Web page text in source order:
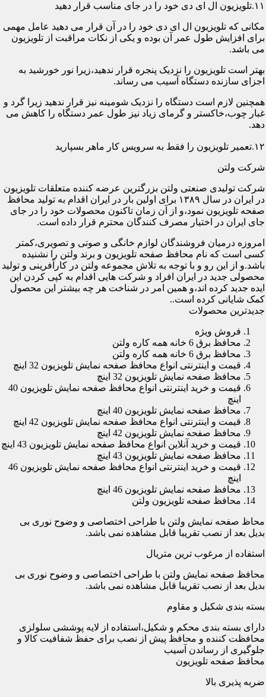
۱۱.تلویزیون ال ای دی خود را در جای مناسب قرار دهید
مکانی که تلویزیون ال ای دی خود را در آن قرار می دهید عامل مهمی
برای افزایش طول عمر آن بوده و یکی از نکات مراقبت از تلویزیون
می باشد.
بهتر است تلویزیون را نزدیک پنجره قرار ندهید،زیرا نور خورشید به
اجزای سازنده دستگاه آسیب می رساند.
همچنین لازم است دستگاه را نزدیک شومینه نیز قرار ندهید زیرا گرد و
غبار چوب،خاکستر و گرمای زیاد نیز طول عمر دستگاه را کاهش می
دهد.
۱۲.تعمیر تلویزیون را فقط به سرویس کار ماهر بسپارید
شرکت ولتن
شرکت تولیدی صنعتی ولتن بزرگترین عرضه کننده متعلقات تلویزیون
در ایران در سال ۱۳۸۹ برای اولین بار در ایران اقدام به تولید محافظ
صفحه تلویزیون نمود،و از آن زمان تاکنون محصولات خود را در جای
جای ایران در اختیار مصرف کنندگان محترم قرار داده است.
امروزه درمیان فروشندگان لوازم خانگی و صوتی و تصویری،کمتر
کسی است که نام محافظ صفحه تلویزیون و برند ولتن را نشنیده
باشد.و از این رو و با توجه به تلاش مجموعه ولتن در کارآفرینی و تولید
محصولی جدید در ایران افراد و شرکت هایی اقدام به کپی کردن این
ایده جدید کرده اند،و همین امر در شناخت هر چه بیشتر این محصول
کمک شایانی کرده است..
جدیدترین محصولات
فروش ویژه
محافظ برق 6 خانه همه کاره ولتن
محافظ برق 6 خانه همه کاره ولتن
قیمت و اینترنتی انواع محافظ صفحه نمایش تلویزیون 32 اینچ
محافظ صفحه نمایش تلویزیون 32 اینچ
قیمت و خرید اینترنتی انواع محافظ صفحه نمایش تلویزیون 40
اینچ
محافظ صفحه نمایش تلویزیون 40 اینچ
قیمت و اینترنتی انواع محافظ صفحه نمایش تلویزیون 42 اینچ
محافظ صفحه نمایش تلویزیون 42 اینچ
قیمت و خرید آنلاین انواع محافظ صفحه نمایش تلویزیون 43 اینچ
محافظ صفحه نمایش تلویزیون 43 اینچ
قیمت و خرید اینترنتی انواع محافظ صفحه نمایش تلویزیون 46
اینچ
محافظ صفحه نمایش تلویزیون 46 اینچ
محافظ صفحه تلویزیون ولتن
محاظ صفحه نمایش ولتن با طراحی اختصاصی و وضوح نوری بی
بدیل بعد از نصب تقریبا قابل مشاهده نمی باشد.
استفاده از مرغوب ترین متریال
محافظ صفحه نمایش ولتن با طراحی اختصاصی و وضوح نوری بی
بدیل بعد از نصب تقریبا قابل مشاهده نمی باشد.
بسته بندی شکیل و مقاوم
دارای بسته بندی محکم و شکیل،استفاده از لایه پوششی سلولزی
محافظت کننده و محافظ پیش از نصب برای حفظ شفافیت کالا و
جلوگیری از رساندن آسیب
محافظ صفحه تلویزیون
ضربه پذیری بالا